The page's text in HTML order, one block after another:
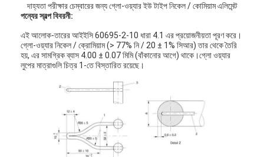
দাহ্যতা পরীক্ষার চেম্বারের জন্য গ্লো-ওয়্যার ইউ টাইপ নিকেল / কোমিয়াম এলিমেন্ট
পন্যের স্বল্প বিবরনী:
এই আলোক-তারের আইইসি 60695-2-10 ধারা 4.1 এর প্রয়োজনীয়তা পূরণ করে।
গ্লো-ওয়্যার নিকেল / ক্রোমিয়াম (> 77% নি / 20 ± 1% সিআর) তার থেকে তৈরি
হয়, এর সামগ্রিক ব্যাস 4.00 ± 0.07 মিমি (বাঁকানোর আগে) থাকে।গ্লো ওয়্যার
লুপের মাত্রাগুলি চিত্র 1-তে বিস্তারিত রয়েছে।